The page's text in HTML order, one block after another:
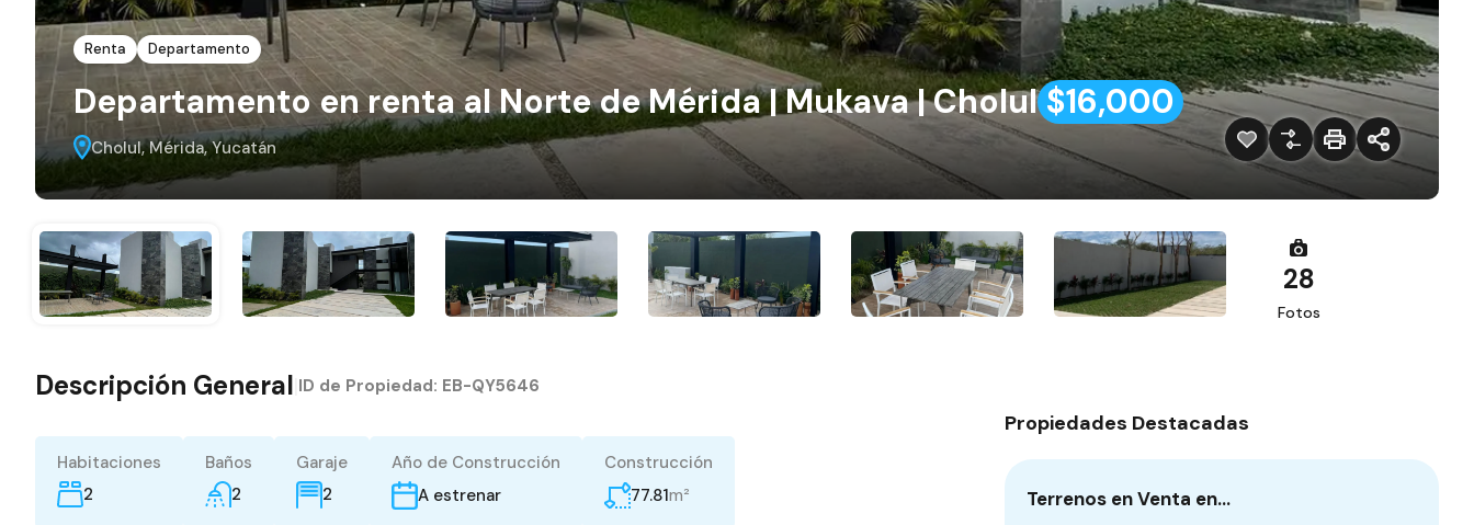
Renta Departamento
Departamento en renta al Norte de Mérida | Mukava | Cholul $16,000
Cholul, Mérida, Yucatán
28
Fotos
Descripción General ID de Propiedad: EB-QY5646
Habitaciones
2
Baños
2
Garaje
2
Año de Construcción
A estrenar
Construcción
77.81m²
Propiedades Destacadas
Terrenos en Venta en…